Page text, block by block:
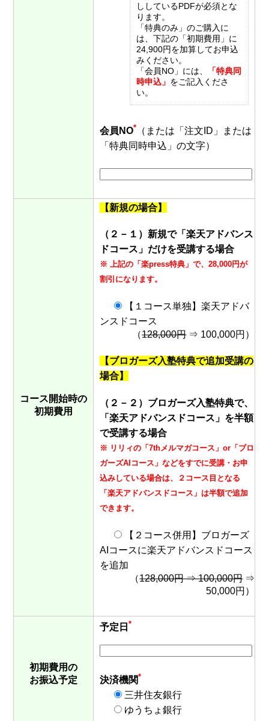
ししているPDFが必須とな
ります。
「特典のみ」のご購入に
は、下記の「初期費用」に
24,900円を加算してお申込
みください。
「会員NO」には、
「特典同
時申込」 をご記入くださ
い。
会員NO* （または「注文ID」または
「特典同時申込」の文字）
コース開始時の
初期費用
【新規の場合】
（２－１）新規で「楽天アドバンス
ドコース」だけを受講する場合
※ 上記の「楽press特典」で、28,000円が
割引になります。
【１コース単独】楽天アドバ
ンスドコース
（128,000円⇒ 100,000円）
【ブロガーズ入塾特典で追加受講の
場合】
（２－２）ブロガーズ入塾特典で、
「楽天アドバンスドコース」を半額
で受講する場合
※ リリィの「7thメルマガコース」or「ブロ
ガーズAIコース」などをすでに受講・お申
込みしている場合は、２コース目となる
「楽天アドバンスドコース」は半額で追加
できます。
【２コース併用】ブロガーズ
AIコースに楽天アドバンスドコース
を追加
（128,000円 ⇒ 100,000円⇒
50,000円）
初期費用の
お振込予定
予定日*
決済機関*
三井住友銀行
ゆうちょ銀行